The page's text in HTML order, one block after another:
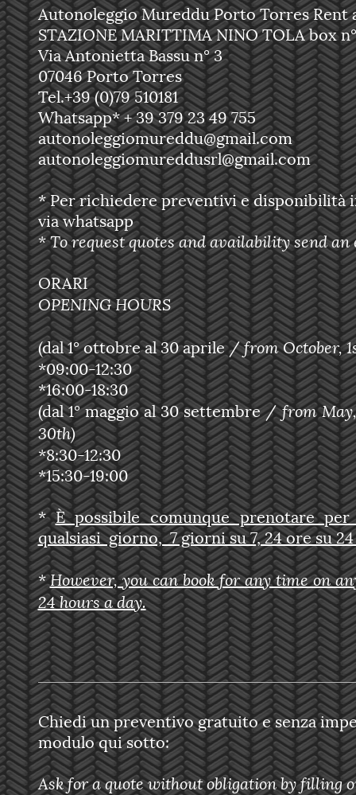
Autonoleggio Mureddu Porto Torres Rent
STAZIONE MARITTIMA NINO TOLA box
Via Antonietta Bassu n° 3
07046 Porto Torres
Tel.+39 (0)79 510181
Whatsapp* + 39 379 23 49 755
autonoleggiomureddu@gmail.com
autonoleggiomureddusrl@gmail.com
* Per richiedere preventivi e disponibilità
via whatsapp
*To request quotes and availability send
ORARI
OPENING HOURS
(dal 1° ottobre al 30 aprile /from October,
*09:00-12:30
*16:00-18:30
(dal 1° maggio al 30 settembre /from
30th)
*8:30-12:30
*15:30-19:00
*È possibile comunque prenotare
qualsiasi giorno, 7 giorni su 7, 24 ore su
*However, you can book for any time on
24 hours a day.
Chiedi un preventivo gratuito e senza
modulo qui sotto:
Ask for a quote without obligation by filling